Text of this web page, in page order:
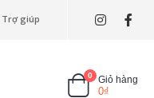
Trợ giúp
0 Giỏ hàng
0₫